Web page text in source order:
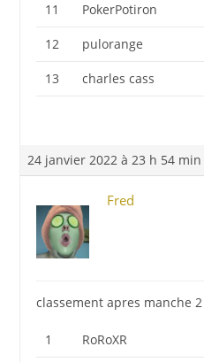
11 PokerPotiron
12 pulorange
13 charles cass
24 janvier 2022 à 23 h 54 min
Fred
classement apres manche 2
1 RoRoXR